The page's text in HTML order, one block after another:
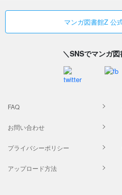
マンガ図書館Z 公
＼SNSでマンガ
FAQ
お問い合わせ
プライバシーポリシー
アップロード方法